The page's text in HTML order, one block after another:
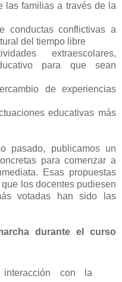
las familias a través de la
conductas conflictivas a
del tiempo libre
extraescolares,
para que sean
de experiencias
educativas más
pasado, publicamos un
para comenzar a
Esas propuestas
los docentes pudiesen
votadas han sido las
durante el curso
con la